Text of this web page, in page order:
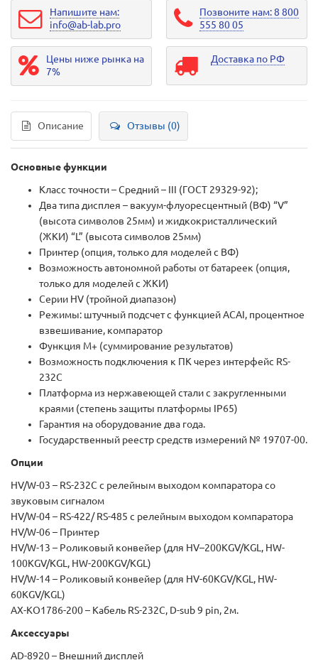
Напишите нам:
info@ab-lab.pro
Позвоните нам: 8 800
555 80 05
Цены ниже рынка на
7%
Доставка по РФ
Описание Отзывы (0)
Основные функции
Класс точности – Средний – III (ГОСТ 29329-92);
Два типа дисплея – вакуум-флуоресцентный (ВФ) “V”
(высота символов 25мм) и жидкокристаллический
(ЖКИ) “L” (высота символов 25мм)
Принтер (опция, только для моделей с ВФ)
Возможность автономной работы от батареек (опция,
только для моделей с ЖКИ)
Серии HV (тройной диапазон)
Режимы: штучный подсчет с функцией ACAI, процентное
взвешивание, компаратор
Функция М+ (суммирование результатов)
Возможность подключения к ПК через интерфейс RS-
232C
Платформа из нержавеющей стали с закругленными
краями (степень защиты платформы IP65)
Гарантия на оборудование два года.
Государственный реестр средств измерений № 19707-00.
Опции
HV/W-03 – RS-232C с релейным выходом компаратора со
звуковым сигналом
HV/W-04 – RS-422/ RS-485 с релейным выходом компаратора
HV/W-06 – Принтер
HV/W-13 – Роликовый конвейер (для HV–200KGV/KGL, HW-
100KGV/KGL, HW-200KGV/KGL)
HV/W-14 – Роликовый конвейер (для HV-60KGV/KGL, HW-
60KGV/KGL)
AX-KO1786-200 – Кабель RS-232C, D-sub 9 pin, 2м.
Аксессуары
AD-8920 – Внешний дисплей